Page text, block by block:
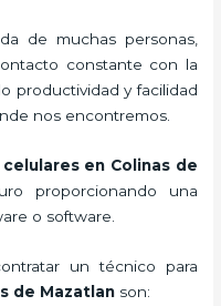
de muchas personas,
constante con la
productividad y facilidad
nos encontremos.
en Colinas de
proporcionando una
o software.
un técnico para
de Mazatlan son: